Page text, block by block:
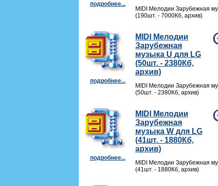
подробнее...
MIDI Мелодии Зарубежная
(190шт. - 7000Кб, архив)
подробнее...
MIDI Мелодии
Зарубежная
музыка U для LG
(50шт. - 2380Кб,
архив)
MIDI Мелодии Зарубежная
(50шт. - 2380Кб, архив)
подробнее...
MIDI Мелодии
Зарубежная
музыка W для LG
(41шт. - 1880Кб,
архив)
MIDI Мелодии Зарубежная
(41шт. - 1880Кб, архив)